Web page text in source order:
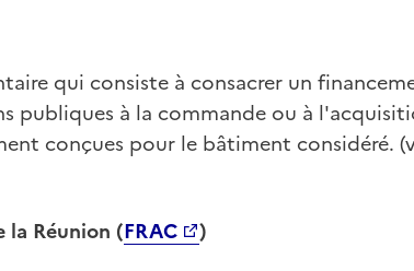
qui consiste à consacrer un
publiques à la commande ou à
conçues pour le bâtiment considéré.
la Réunion (FRAC
)